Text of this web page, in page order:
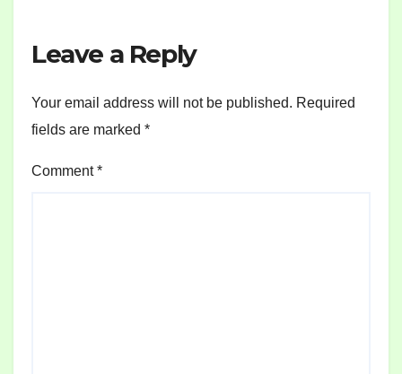
Leave a Reply
Your email address will not be published. Required
fields are marked *
Comment*